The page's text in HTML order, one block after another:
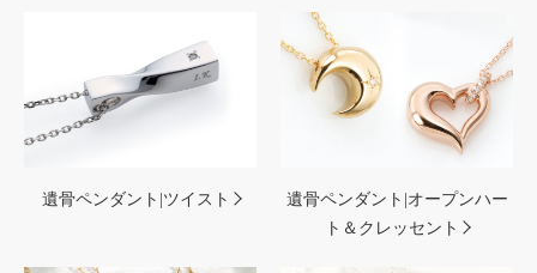
遺骨ペンダント|ツイスト
遺骨ペンダント|オープンハー
ト＆クレッセント